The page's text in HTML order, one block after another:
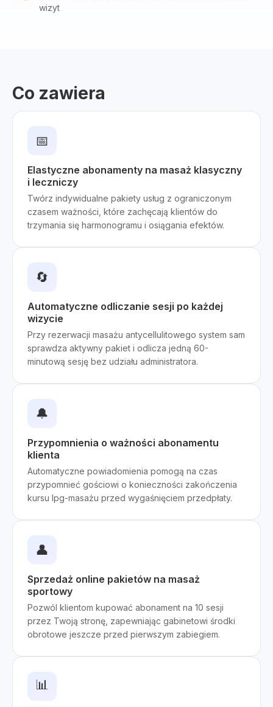
wizyt
Co zawiera
📅
Elastyczne abonamenty na masaż klasyczny
i leczniczy
Twórz indywidualne pakiety usług z ograniczonym
czasem ważności, które zachęcają klientów do
trzymania się harmonogramu i osiągania efektów.
🔄
Automatyczne odliczanie sesji po każdej
wizycie
Przy rezerwacji masażu antycellulitowego system sam
sprawdza aktywny pakiet i odlicza jedną 60-
minutową sesję bez udziału administratora.
🔔
Przypomnienia o ważności abonamentu
klienta
Automatyczne powiadomienia pomogą na czas
przypomnieć gościowi o konieczności zakończenia
kursu lpg-masażu przed wygaśnięciem przedpłaty.
👤
Sprzedaż online pakietów na masaż
sportowy
Pozwól klientom kupować abonament na 10 sesji
przez Twoją stronę, zapewniając gabinetowi środki
obrotowe jeszcze przed pierwszym zabiegiem.
📊